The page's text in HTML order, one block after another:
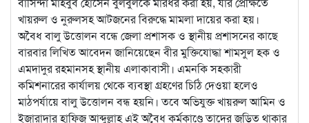
খায়রুল ও নুরুলসহ আটজনের বিরুদ্ধে মামলা দায়ের করা হয়।
অবৈধ বালু উত্তোলন বন্ধে জেলা প্রশাসক ও স্থানীয় প্রশাসনের কাছে
বারবার লিখিত আবেদন জানিয়েছেন বীর মুক্তিযোদ্ধা শামসুল হক ও
এমদাদুর রহমানসহ স্থানীয় এলাকাবাসী। এমনকি সহকারী
কমিশনারের কার্যালয় থেকে ব্যবস্থা গ্রহণের চিঠি দেওয়া হলেও
মাঠপর্যায়ে বালু উত্তোলন বন্ধ হয়নি। তবে অভিযুক্ত খায়রুল আমিন ও
ইজারাদার হাফিজ আব্দুল্লাহ এই অবৈধ কর্মকাণ্ডে তাদের জড়িত থাকার